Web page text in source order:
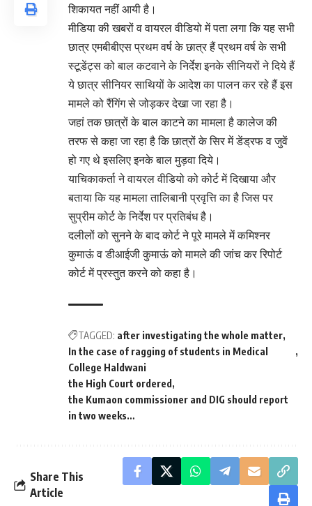
शिकायत नहीं आयी है।
मीडिया की खबरों व वायरल वीडियो में पता लगा कि यह सभी
छात्र एमबीबीएस प्रथम वर्ष के छात्र हैं प्रथम वर्ष के सभी
स्टूडेंट्स को बाल कटवाने के निर्देश इनके सीनियरों ने दिये हैं
ये छात्र सीनियर साथियों के आदेश का पालन कर रहे हैं इस
मामले को रैंगिंग से जोड़कर देखा जा रहा है।
जहां तक छात्रों के बाल काटने का मामला है कालेज की
तरफ से कहा जा रहा है कि छात्रों के सिर में डेंड्रफ व जुवें
हो गए थे इसलिए इनके बाल मुड़वा दिये।
याचिकाकर्ता ने वायरल वीडियो को कोर्ट में दिखाया और
बताया कि यह मामला तालिबानी प्रवृत्ति का है जिस पर
सुप्रीम कोर्ट के निर्देश पर प्रतिबंध है।
दलीलों को सुनने के बाद कोर्ट ने पूरे मामले में कमिश्नर
कुमाऊं व डीआईजी कुमाऊं को मामले की जांच कर रिपोर्ट
कोर्ट में प्रस्तुत करने को कहा है।
TAGGED: after investigating the whole matter
In the case of ragging of students in Medical
College Haldwani
the High Court ordered
the Kumaon commissioner and DIG should report
in two weeks…
Share This
Article